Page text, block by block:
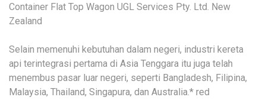
Container Flat Top Wagon UGL Services Pty. Ltd. New
Zealand
Selain memenuhi kebutuhan dalam negeri, industri kereta
api terintegrasi pertama di Asia Tenggara itu juga telah
menembus pasar luar negeri, seperti Bangladesh, Filipina,
Malaysia, Thailand, Singapura, dan Australia.* red